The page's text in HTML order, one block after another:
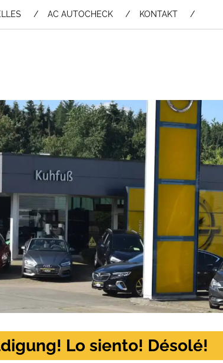
AC AUTOCHECK KONTAKT
Lo siento! Désolé!